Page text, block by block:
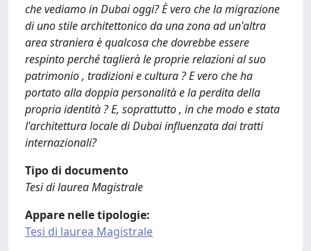
che vediamo in Dubai oggi? È vero che la migrazione
di uno stile architettonico da una zona ad un'altra
area straniera è qualcosa che dovrebbe essere
respinto perché taglierà le proprie relazioni al suo
patrimonio , tradizioni e cultura ? E vero che ha
portato alla doppia personalità e la perdita della
propria identità ? E, soprattutto , in che modo e stata
l'architettura locale di Dubai influenzata dai tratti
internazionali?
Tipo di documento
Tesi di laurea Magistrale
Appare nelle tipologie:
Tesi di laurea Magistrale